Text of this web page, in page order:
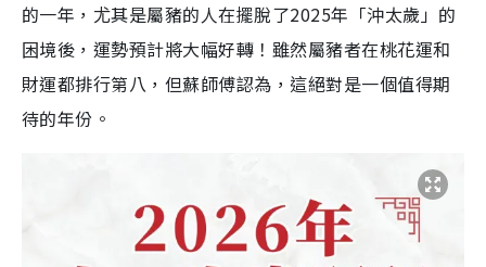
的一年，尤其是屬豬的人在擺脫了2025年「沖太歲」的
困境後，運勢預計將大幅好轉！雖然屬豬者在桃花運和
財運都排行第八，但蘇師傅認為，這絕對是一個值得期
待的年份。